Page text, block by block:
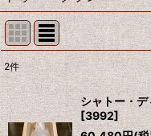
表示数 :
並び順:
2件
シャトー・
[3992]